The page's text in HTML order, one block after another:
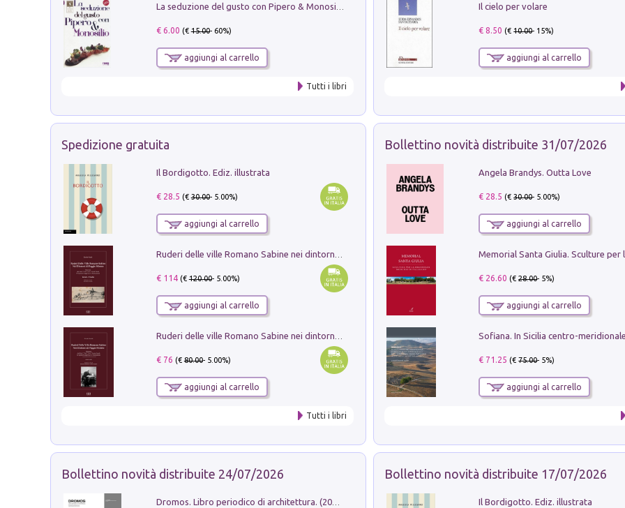
€ 6.00 (€15.00- 60%)
aggiungi al carrello
Tutti i libri
Il cielo per volare
€ 8.50 (€10.00- 15%)
aggiungi al carrello
Spedizione gratuita
Il Bordigotto. Ediz. illustrata
€ 28.5 (€30.00- 5.00%)
aggiungi al carrello
€ 114(€120.00- 5.00%)
aggiungi al carrello
€ 76 (€80.00- 5.00%)
aggiungi al carrello
Tutti i libri
Bollettino novità distribuite 31/07/2026
Angela Brandys. Outta Love
€ 28.5 (€30.00- 5.00%)
aggiungi al carrello
€ 26.60 (€28.00- 5%)
aggiungi al carrello
€ 71.25 (€75.00- 5%)
aggiungi al carrello
Bollettino novità distribuite 24/07/2026
Dromos. Libro periodico di architettura. (2026). Vol. 15: Post-model
Bollettino novità distribuite 17/07/2026
Il Bordigotto. Ediz. illustrata